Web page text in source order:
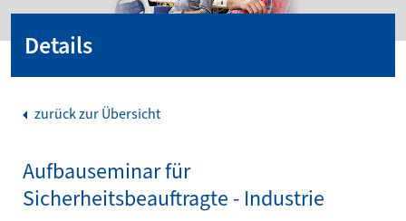
Details
zurück zur Übersicht
Aufbauseminar für
Sicherheitsbeauftragte - Industrie